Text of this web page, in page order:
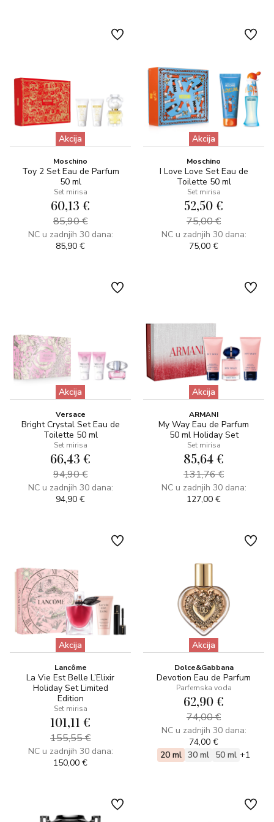
Akcija
Moschino
Toy 2 Set Eau de Parfum
50 ml
Set mirisa
60,13 €
85,90 €
NC u zadnjih 30 dana:
85,90 €
Akcija
Moschino
I Love Love Set Eau de
Toilette 50 ml
Set mirisa
52,50 €
75,00 €
NC u zadnjih 30 dana:
75,00 €
Akcija
Versace
Bright Crystal Set Eau de
Toilette 50 ml
Set mirisa
66,43 €
94,90 €
NC u zadnjih 30 dana:
94,90 €
Akcija
ARMANI
My Way Eau de Parfum
50 ml Holiday Set
Set mirisa
85,64 €
131,76 €
NC u zadnjih 30 dana:
127,00 €
Akcija
Lancôme
La Vie Est Belle L’Elixir
Holiday Set Limited
Edition
Set mirisa
101,11 €
155,55 €
NC u zadnjih 30 dana:
150,00 €
Akcija
Dolce&Gabbana
Devotion Eau de Parfum
Parfemska voda
62,90 €
74,00 €
NC u zadnjih 30 dana:
74,00 €
20 ml 30 ml 50 ml +1